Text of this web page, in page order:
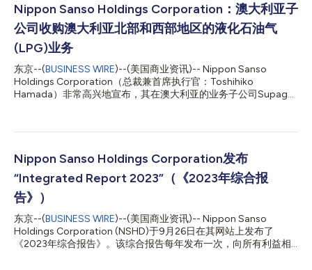
SANSO”（日本酸素）品牌，并实现全球品牌徽标的标准化。 未
来，我们将继续大力建设全球知名品牌，成为各利益相关方信任的
公司。 *请注意本集团旗下负责家庭用品业务的膳魔师集团
（Thermos Group）将不会更改品牌徽标。 *日本酸素控股
（Nippon Sanso Holdings）以及各集团成员公司的徽标变更将分
阶段实施，因此新旧徽标将在一段时期内共存。我们衷心感谢各界
的支持和理解。 日本酸素控股集团（Nippon Sanso Holdings
Group）是全球第四大工业、电子和医用气体供应商，业务遍及日
Nippon Sanso Holdings Corporation：澳大利亚子
公司收购澳大利亚北部和西部地区的液化石油气
(LPG)业务
东京--(BUSINESS WIRE)--(美国商业资讯)-- Nippon Sanso
Holdings Corporation（总裁兼首席执行官：Toshihiko
Hamada）非常高兴地宣布，其在澳大利亚的业务子公司Supagas
称“WesCEF”）签署购销协议，收购Wesfarmers Kleenheat Gas Pty
理）在西澳大利亚州（以下简称“WA”）和北领地（以下简
称“NT”）的液化石油气销售业务。 收购的背景和目的 Supagas不
仅拥有供应液化石油气(LPG)这一核心业务，而且已在新南威尔士
州和昆士兰州的48个办事处和200多个零售点，稳步扩展工业气
体和其他产品的供应业务。 Supagas一直希望在澳大利亚北部和
西部收购一个成熟的销售网络，并扩展其销售渠道。最近，
Wesfarmers提出出售Kleenheat资产的动...
Nippon Sanso Holdings Corporation发布
“Integrated Report 2023”（《2023年综合报
告》）
东京--(BUSINESS WIRE)--(美国商业资讯)-- Nippon Sanso
Holdings Corporation (NSHD)于9月26日在其网站上发布了
《2023年综合报告》。该综合报告每年发布一次，向所有利益相